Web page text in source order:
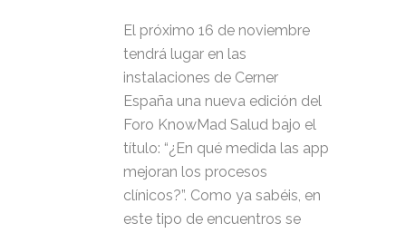
El próximo 16 de noviembre
tendrá lugar en las
instalaciones de Cerner
España una nueva edición del
Foro KnowMad Salud bajo el
título: “¿En qué medida las app
mejoran los procesos
clínicos?”. Como ya sabéis, en
este tipo de encuentros se